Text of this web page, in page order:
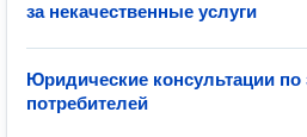
за некачественные услуги
Юридические консультации по
потребителей